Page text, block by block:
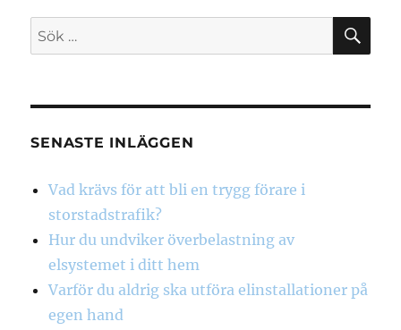
Sök
efter:
SENASTE INLÄGGEN
Vad krävs för att bli en trygg förare i
storstadstrafik?
Hur du undviker överbelastning av
elsystemet i ditt hem
Varför du aldrig ska utföra elinstallationer på
egen hand